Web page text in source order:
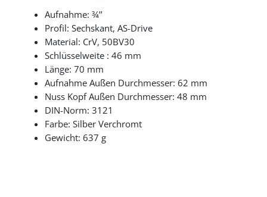
Aufnahme: ¾’’
Profil: Sechskant, AS-Drive
Material: CrV, 50BV30
Schlüsselweite : 46 mm
Länge: 70 mm
Aufnahme Außen Durchmesser: 62 mm
Nuss Kopf Außen Durchmesser: 48 mm
DIN-Norm: 3121
Farbe: Silber Verchromt
Gewicht: 637 g